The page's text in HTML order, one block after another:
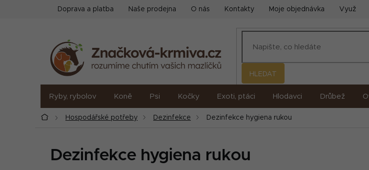
Doprava a platba Naše prodejna O nás Kontakty Moje objednávka Využití
HLEDAT
Ryby, rybolov Koně Psi Kočky Exoti, ptáci Hlodavci Drůbež
DomůHospodářské potřeby Dezinfekce Dezinfekce hygiena rukou
Dezinfekce hygiena rukou